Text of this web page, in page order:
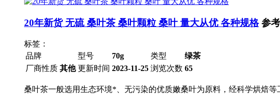
20年新货 无硫 桑叶茶 桑叶颗粒 桑叶 量大从优 各种规格 参
标签：
品牌
型号 70g 类型
绿茶
厂商性质 其他 更新时间 2023-11-25 浏览次数 65
桑叶茶一般选用生态环境*、无污染的优质嫩桑叶为原料，经科学烘焙等